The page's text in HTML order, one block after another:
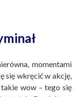
momentami
się wkręcić w akcję,
takie wow – tego się